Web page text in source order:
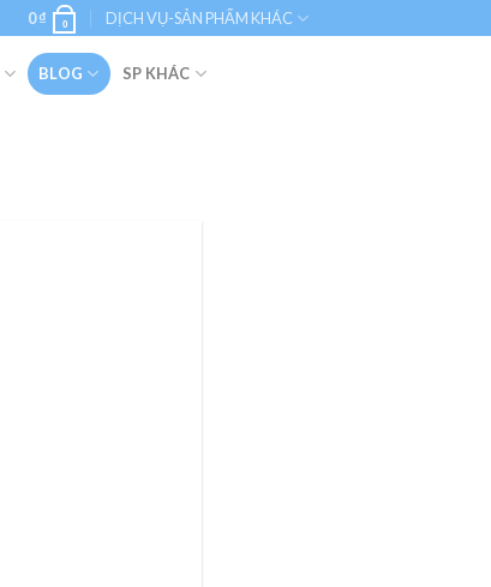
0₫ 0 DỊCH VỤ-SẢN PHẨM KHÁC
BLOG SP KHÁC